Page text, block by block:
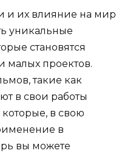
и их влияние на мир
уникальные
становятся
малых проектов.
такие как
в свои работы
в свою
в
вы можете